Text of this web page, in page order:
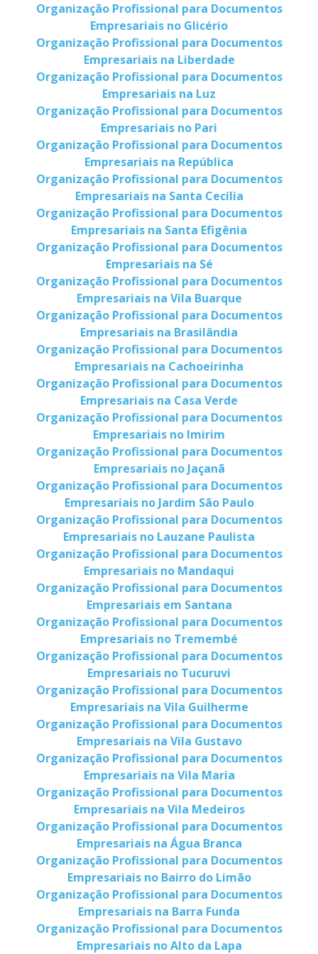
Organização Profissional para Documentos
Empresariais no Glicério
Organização Profissional para Documentos
Empresariais na Liberdade
Organização Profissional para Documentos
Empresariais na Luz
Organização Profissional para Documentos
Empresariais no Pari
Organização Profissional para Documentos
Empresariais na República
Organização Profissional para Documentos
Empresariais na Santa Cecília
Organização Profissional para Documentos
Empresariais na Santa Efigênia
Organização Profissional para Documentos
Empresariais na Sé
Organização Profissional para Documentos
Empresariais na Vila Buarque
Organização Profissional para Documentos
Empresariais na Brasilândia
Organização Profissional para Documentos
Empresariais na Cachoeirinha
Organização Profissional para Documentos
Empresariais na Casa Verde
Organização Profissional para Documentos
Empresariais no Imirim
Organização Profissional para Documentos
Empresariais no Jaçanã
Organização Profissional para Documentos
Empresariais no Jardim São Paulo
Organização Profissional para Documentos
Empresariais no Lauzane Paulista
Organização Profissional para Documentos
Empresariais no Mandaqui
Organização Profissional para Documentos
Empresariais em Santana
Organização Profissional para Documentos
Empresariais no Tremembé
Organização Profissional para Documentos
Empresariais no Tucuruvi
Organização Profissional para Documentos
Empresariais na Vila Guilherme
Organização Profissional para Documentos
Empresariais na Vila Gustavo
Organização Profissional para Documentos
Empresariais na Vila Maria
Organização Profissional para Documentos
Empresariais na Vila Medeiros
Organização Profissional para Documentos
Empresariais na Água Branca
Organização Profissional para Documentos
Empresariais no Bairro do Limão
Organização Profissional para Documentos
Empresariais na Barra Funda
Organização Profissional para Documentos
Empresariais no Alto da Lapa